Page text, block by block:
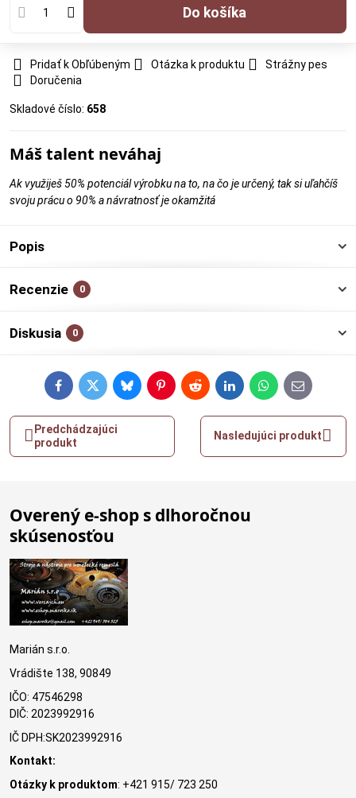
Do košíka
Pridať k Obľúbeným Otázka k produktu
Strážny pes
Doručenia
Skladové číslo: 658
Máš talent neváhaj
Ak využiješ 50% potenciál výrobku na to, na čo je určený, tak si uľahčíš
svoju prácu o 90% a návratnosť je okamžitá
Popis
Recenzie 0
Diskusia 0
FacebookTwitterBlueskyPinterestRedditLinkedInWhatsApp
E-
mail
Predchádzajúci
produkt
Nasledujúci produkt
Overený e-shop s dlhoročnou
skúsenosťou
Marián s.r.o.
Vrádište 138, 90849
IČO: 47546298
DIČ: 2023992916
IČ DPH:SK2023992916
Kontakt:
Otázky k produktom: +421 915/ 723 250